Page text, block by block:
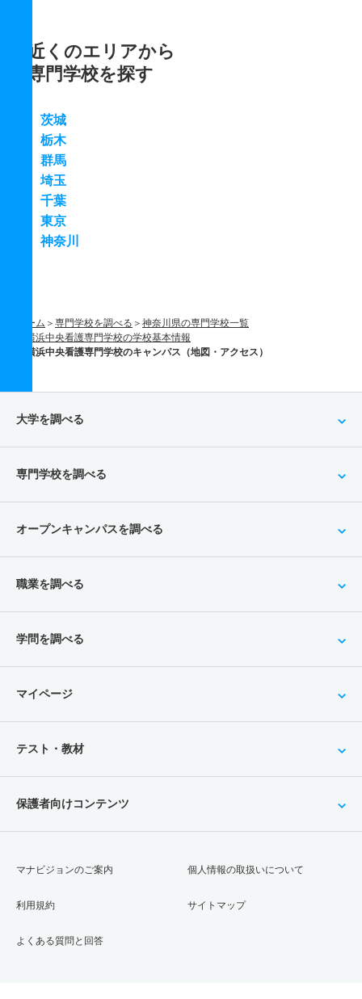
近くのエリアから
専門学校を探す
茨城
栃木
群馬
埼玉
千葉
東京
神奈川
ホーム 専門学校を調べる
神奈川県の専門学校一覧
横浜中央看護専門学校の学校基本情報
横浜中央看護専門学校のキャンパス（地図・アクセス）
大学を調べる
専門学校を調べる
オープンキャンパスを調べる
職業を調べる
学問を調べる
マイページ
テスト・教材
保護者向けコンテンツ
マナビジョンのご案内
利用規約
よくある質問と回答
個人情報の取扱いについて
サイトマップ